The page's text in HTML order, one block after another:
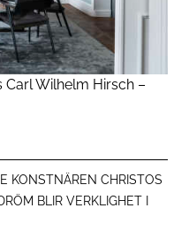
Carl Wilhelm Hirsch –
KONSTNÄREN CHRISTOS
BLIR VERKLIGHET I